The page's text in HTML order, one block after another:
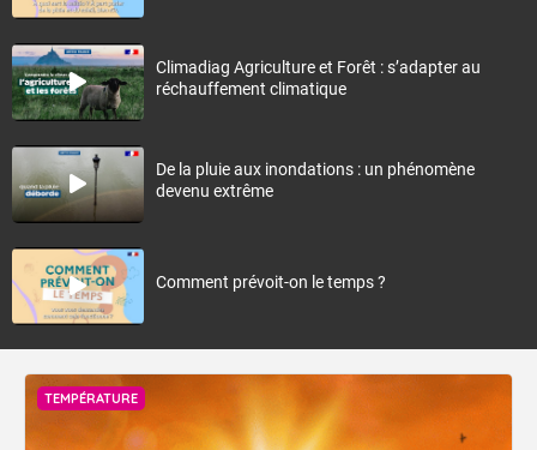
Climadiag Agriculture et Forêt : s’adapter au
réchauffement climatique
De la pluie aux inondations : un phénomène
devenu extrême
Comment prévoit-on le temps ?
TEMPÉRATURE